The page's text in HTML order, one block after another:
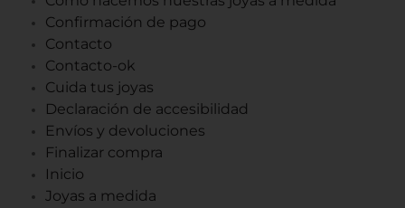
Confirmación de pago
Contacto
Contacto-ok
Cuida tus joyas
Declaración de accesibilidad
Envíos y devoluciones
Finalizar compra
Inicio
Joyas a medida